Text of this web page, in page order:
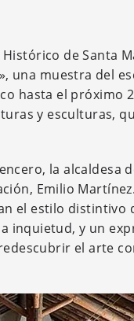
de Santa
una muestra del
hasta el próximo
y esculturas,
la alcaldesa
Emilio
el estilo distintivo
y un
el arte